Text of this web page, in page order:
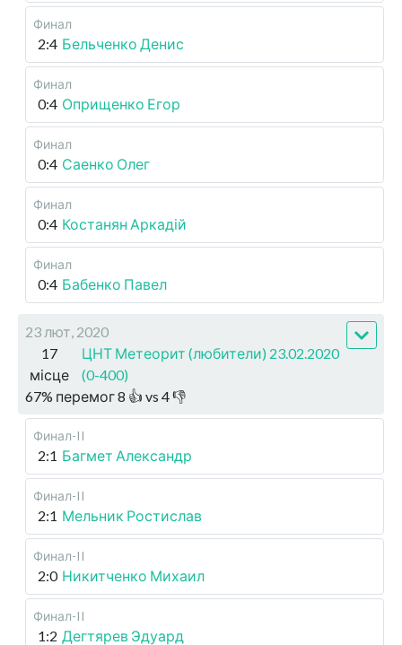
Финал
2:4 Бельченко Денис
Финал
0:4 Оприщенко Егор
Финал
0:4 Саенко Олег
Финал
0:4 Костанян Аркадій
Финал
0:4 Бабенко Павел
23 лют, 2020
17
місце
ЦНТ Метеорит (любители) 23.02.2020
(0-400)
67% перемог8 👍 vs 4👎
Финал-II
2:1 Багмет Александр
Финал-II
2:1 Мельник Ростислав
Финал-II
2:0 Никитченко Михаил
Финал-II
1:2 Дегтярев Эдуард